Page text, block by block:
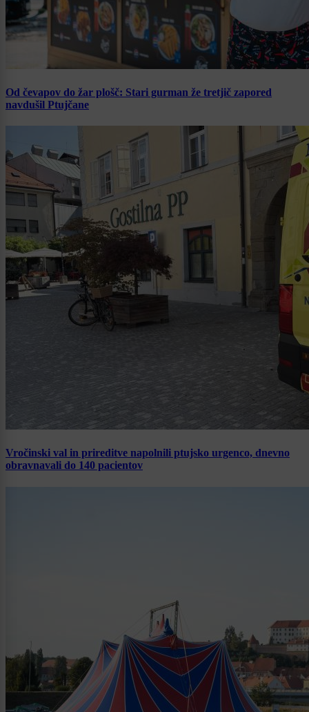
Od čevapov do žar plošč: Stari gurman že tretjič zapored
navdušil Ptujčane
Vročinski val in prireditve napolnili ptujsko urgenco, dnevno
obravnavali do 140 pacientov